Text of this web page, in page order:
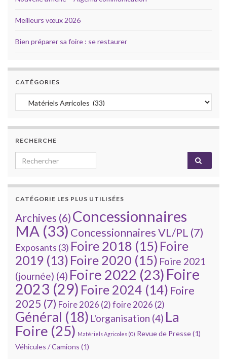
Meilleurs vœux 2026
Bien préparer sa foire : se restaurer
CATÉGORIES
Catégories
RECHERCHE
Search for:
CATÉGORIE LES PLUS UTILISÉES
Archives (6) Concessionnaires
MA (33) Concessionnaires VL/PL (7)
Exposants (3) Foire 2018 (15) Foire
2019 (13) Foire 2020 (15) Foire 2021
(journée) (4) Foire 2022 (23) Foire
2023 (29) Foire 2024 (14) Foire
2025 (7) Foire 2026 (2) foire 2026 (2)
Général (18) L'organisation (4) La
Foire (25) Matériels Agricoles (0) Revue de Presse(1)
Véhicules / Camions (1)